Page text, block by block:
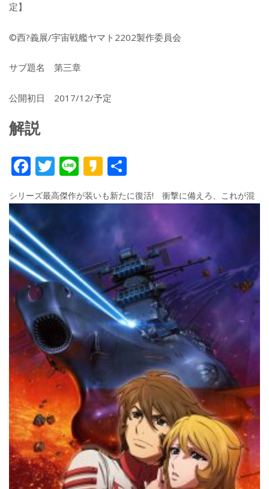
定】
©西?義展/宇宙戦艦ヤマト2202製作委員会
サブ題名 第三章
公開初日 2017/12/予定
解説
F
ac
e
b
o
o
k
T
w
itt
Li
n
e
K
a
k
o
有
シ リーズ最高傑作が装いも新たに復活! 衝撃に備えろ、これが混